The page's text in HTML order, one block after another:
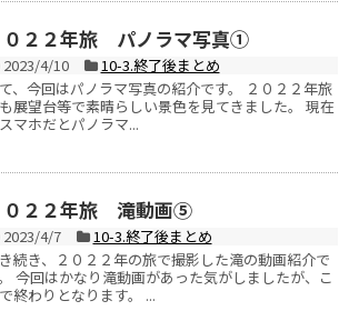
０２２年旅 パノラマ写真①
2023/4/10
10-3.終了後まとめ
、今回はパノラマ写真の紹介です。 ２０２２年旅
展望台等で素晴らしい景色を見てきました。 現在
マホだとパノラマ...
０２２年旅 滝動画⑤
2023/4/7
10-3.終了後まとめ
続き、２０２２年の旅で撮影した滝の動画紹介で
今回はかなり滝動画があった気がしましたが、こ
終わりとなります。 ...